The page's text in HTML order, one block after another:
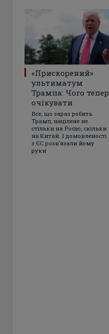
«Прискорений»
ультиматум
Трампа: Чого тепер
очікувати
Все, що зараз робить
Трамп, націлене не
стільки на Росію, скільки
на Китай. І домовленості
з ЄС розвʼязали йому
руки